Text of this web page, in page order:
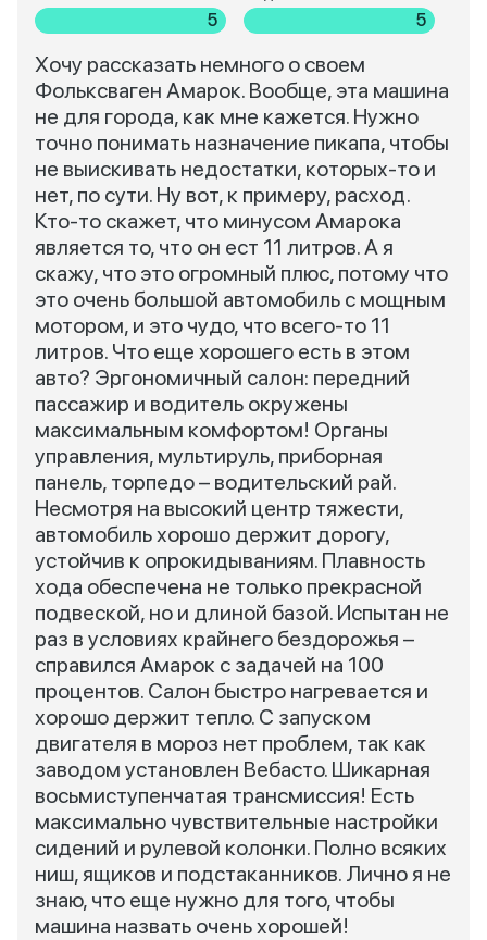
5 5
Хочу рассказать немного о своем
Фольксваген Амарок. Вообще, эта машина
не для города, как мне кажется. Нужно
точно понимать назначение пикапа, чтобы
не выискивать недостатки, которых-то и
нет, по сути. Ну вот, к примеру, расход.
Кто-то скажет, что минусом Амарока
является то, что он ест 11 литров. А я
скажу, что это огромный плюс, потому что
это очень большой автомобиль с мощным
мотором, и это чудо, что всего-то 11
литров. Что еще хорошего есть в этом
авто? Эргономичный салон: передний
пассажир и водитель окружены
максимальным комфортом! Органы
управления, мультируль, приборная
панель, торпедо – водительский рай.
Несмотря на высокий центр тяжести,
автомобиль хорошо держит дорогу,
устойчив к опрокидываниям. Плавность
хода обеспечена не только прекрасной
подвеской, но и длиной базой. Испытан не
раз в условиях крайнего бездорожья –
справился Амарок с задачей на 100
процентов. Салон быстро нагревается и
хорошо держит тепло. С запуском
двигателя в мороз нет проблем, так как
заводом установлен Вебасто. Шикарная
восьмиступенчатая трансмиссия! Есть
максимально чувствительные настройки
сидений и рулевой колонки. Полно всяких
ниш, ящиков и подстаканников. Лично я не
знаю, что еще нужно для того, чтобы
машина назвать очень хорошей!